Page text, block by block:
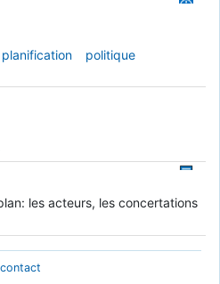
planification
politique
les acteurs, les concertations
contact